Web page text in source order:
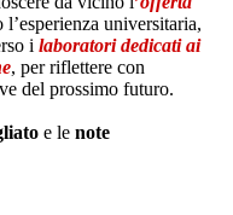
l’esperienza universitaria,
i laboratori dedicati ai
, per riflettere con
del prossimo futuro.
e le note